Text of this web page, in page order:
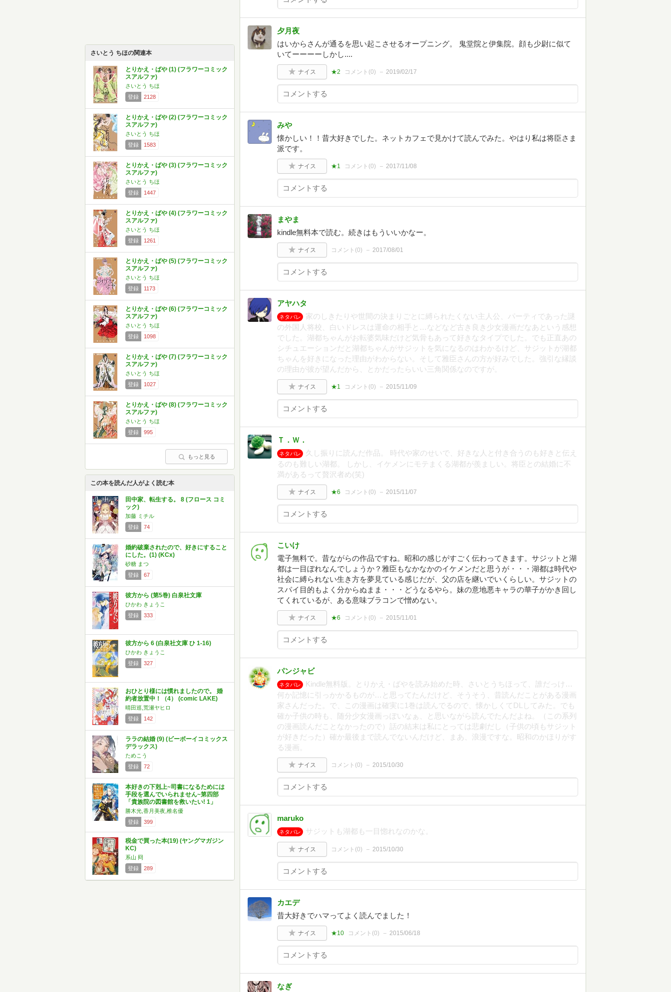
さいとう ちほの関連本
とりかえ・ばや (1) (フラワーコミック
スアルファ)
さいとう ちほ
登録
2128
とりかえ・ばや (2) (フラワーコミック
スアルファ)
さいとう ちほ
登録
1583
とりかえ・ばや (3) (フラワーコミック
スアルファ)
さいとう ちほ
登録
1447
とりかえ・ばや (4) (フラワーコミック
スアルファ)
さいとう ちほ
登録
1261
とりかえ・ばや (5) (フラワーコミック
スアルファ)
さいとう ちほ
登録
1173
とりかえ・ばや (6) (フラワーコミック
スアルファ)
さいとう ちほ
登録
1098
とりかえ・ばや (7) (フラワーコミック
スアルファ)
さいとう ちほ
登録
1027
とりかえ・ばや (8) (フラワーコミック
スアルファ)
さいとう ちほ
登録
995
もっと見る
この本を読んだ人がよく読む本
田中家、転生する。 8 (フロース コミ
ック)
加藤 ミチル
登録
74
婚約破棄されたので、好きにすること
にした。(1) (KCx)
砂糖 まつ
登録
67
彼方から (第5巻) 白泉社文庫
ひかわ きょうこ
登録
333
彼方から 6 (白泉社文庫 ひ 1-16)
ひかわ きょうこ
登録
327
おひとり様には慣れましたので。 婚
約者放置中！（4） (comic LAKE)
晴田巡,荒瀬ヤヒロ
登録
142
ララの結婚 (9) (ビーボーイコミックス
デラックス)
ためこう
登録
72
本好きの下剋上~司書になるためには
手段を選んでいられません~第四部
「貴族院の図書館を救いたい! 1」
勝木光,香月美夜,椎名優
登録
399
税金で買った本(19) (ヤングマガジン
KC)
系山 冏
登録
289
夕月夜
はいからさんが通るを思い起こさせるオープニング。 鬼堂院と伊集院。顔も少尉に似て
いてーーーーしかし....
ナイス ★2 コメント(0) 2019/02/17
みや
懐かしい！！昔大好きでした。ネットカフェで見かけて読んでみた。やはり私は将臣さま
派です。
ナイス ★1 コメント(0) 2017/11/08
まやま
kindle無料本で読む。続きはもういいかなー。
ナイス コメント(0) 2017/08/01
アヤハタ
ネタバレ
家のしきたりや世間の決まりごとに縛られたくない主人公、パーティであった謎
の外国人将校、白いドレスは運命の相手と…などなど古き良き少女漫画だなあという感想
でした。湖都ちゃんがお転婆気味だけど気骨もあって好きなタイプでした。でも正直あの
シチュエーションだと湖都ちゃんがサジットを気になるのはわかるけど、サジットが湖都
ちゃんを好きになった理由がわからない。そして雅臣さんの方が好みでした。強引な縁談
の理由が彼が望んだから、とかだったらいい三角関係なのですが。
ナイス ★1 コメント(0) 2015/11/09
Ｔ．Ｗ．
ネタバレ
久し振りに読んだ作品。 時代や家のせいで、好きな人と付き合うのも好きと伝え
るのも難しい湖都。 しかし、イケメンにモテまくる湖都が羨ましい。将臣との結婚に不
満があるって贅沢者め(笑)
ナイス ★6 コメント(0) 2015/11/07
こいけ
電子無料で。昔ながらの作品ですね。昭和の感じがすごく伝わってきます。サジットと湖
都は一目ぼれなんでしょうか？雅臣もなかなかのイケメンだと思うが・・・湖都は時代や
社会に縛られない生き方を夢見ている感じだが、父の店を継いでいくらしい。サジットの
スパイ目的もよく分からぬまま・・・どうなるやら。妹の意地悪キャラの華子がかき回し
てくれているが、ある意味ブラコンで憎めない。
ナイス ★6 コメント(0) 2015/11/01
パンジャビ
ネタバレ
Kindle無料版。とりかえ・ばやを読み始めた時、さいとうちほって、誰だっけ…
何か記憶に引っかかるものが…と思ってたんだけど、そうそう、昔読んだことがある漫画
家さんだった。で、この漫画は確実に1巻は読んでるので、懐かしくてDLしてみた。でも
確か子供の時も、随分少女漫画っぽいなぁ、と思いながら読んでたんだよね。（この系列
の漫画読んだことなかったので）話の結末は私にとっては悲劇だし（子供の頃もサジット
が好きだった）確か最後まで読んでないんだけど、まあ、浪漫ですな。昭和のかほりがす
る漫画。
ナイス コメント(0) 2015/10/30
maruko
ネタバレ サジットも湖都も一目惚れなのかな。
ナイス コメント(0) 2015/10/30
カエデ
昔大好きでハマってよく読んでました！
ナイス ★10 コメント(0) 2015/06/18
なぎ